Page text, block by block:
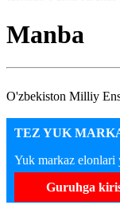
Manba
O'zbekiston Milliy
TEZ YUK
Yuk markaz elonlari
Guruhga